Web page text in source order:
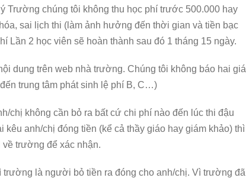
Trường chúng tôi không thu học phí trước 500.000 hay
sai lịch thi (làm ảnh hưởng đến thời gian và tiền bạc
Lần 2 học viên sẽ hoàn thành sau đó 1 tháng 15 ngày.
dung trên web nhà trường. Chúng tôi không báo hai giá
trung tâm phát sinh lệ phí B, C…)
chị không cần bỏ ra bất cứ chi phí nào đến lúc thi đậu
anh/chị đóng tiền (kể cả thầy giáo hay giám khảo) thì
trường để xác nhận.
trường là người bỏ tiền ra đóng cho anh/chị. Vì trường đã